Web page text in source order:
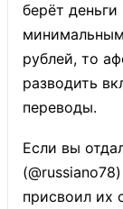
берёт
рублей, то
разводить
переводы.
Если вы
присвоил их